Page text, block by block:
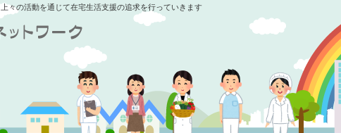
々の活動を通じて在宅生活支援の追求を行っていきます